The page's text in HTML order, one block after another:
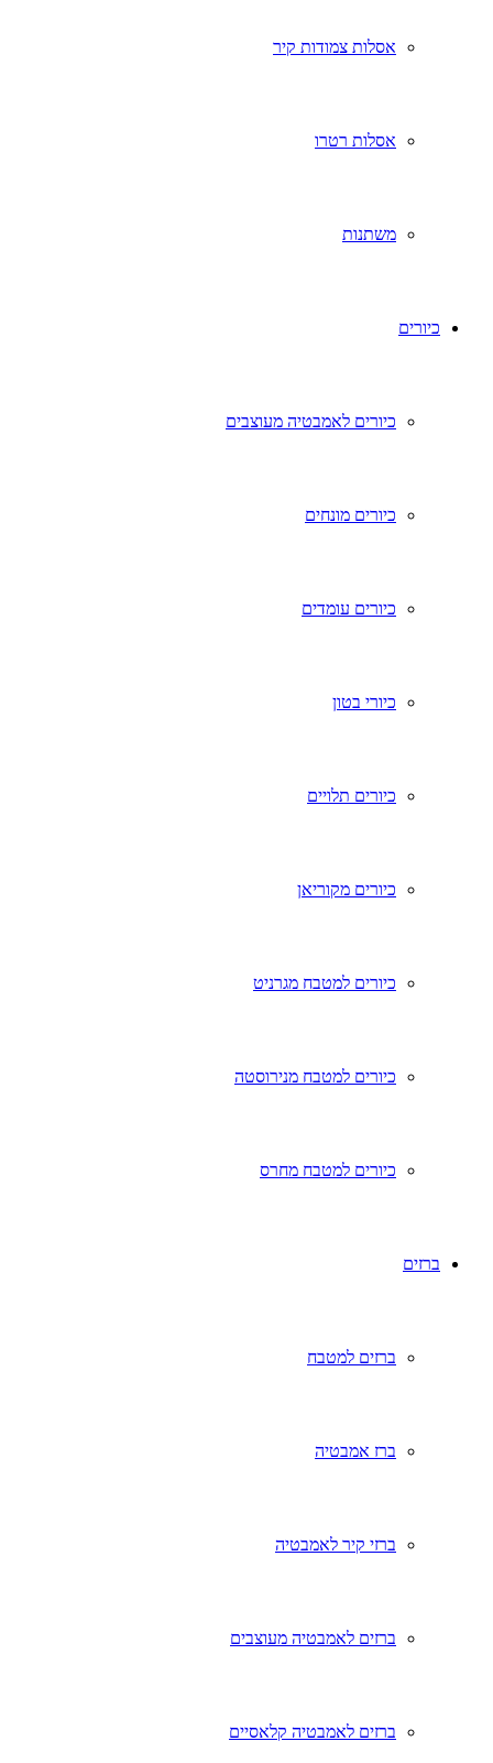
אסלות צמודות קיר
אסלות רטרו
משתנות
כיורים
כיורים לאמבטיה מעוצבים
כיורים מונחים
כיורים עומדים
כיורי בטון
כיורים תלויים
כיורים מקוריאן
כיורים למטבח מגרניט
כיורים למטבח מנירוסטה
כיורים למטבח מחרס
ברזים
ברזים למטבח
ברז אמבטיה
ברזי קיר לאמבטיה
ברזים לאמבטיה מעוצבים
ברזים לאמבטיה קלאסיים